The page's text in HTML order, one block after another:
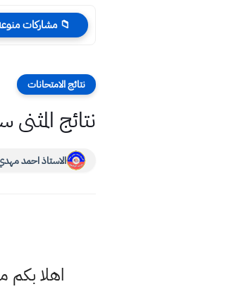
📁 مشاركات
نتائج الامتحانات
نتائج المثنى
الاستاذ احمد
اهلا